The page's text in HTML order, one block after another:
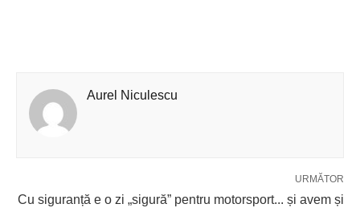
Aurel Niculescu
URMĂTOR
Cu siguranță e o zi „sigură” pentru motorsport... și avem și